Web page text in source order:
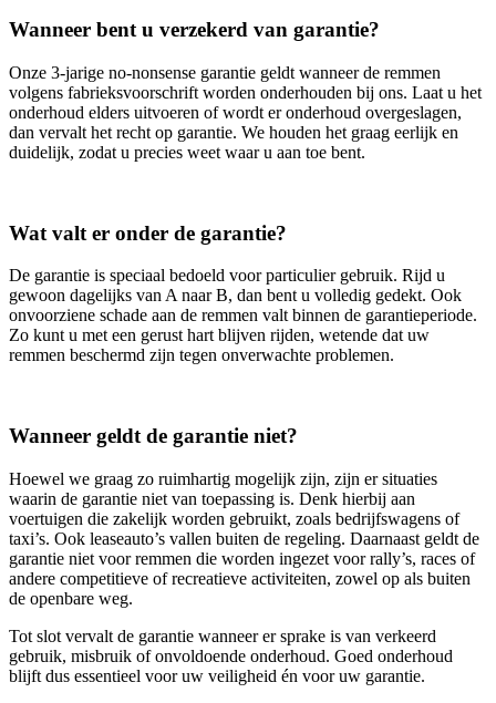
Wanneer bent u verzekerd van garantie?
Onze 3‑jarige no‑nonsense garantie geldt wanneer de remmen
volgens fabrieksvoorschrift worden onderhouden bij ons. Laat u het
onderhoud elders uitvoeren of wordt er onderhoud overgeslagen,
dan vervalt het recht op garantie. We houden het graag eerlijk en
duidelijk, zodat u precies weet waar u aan toe bent.
Wat valt er onder de garantie?
De garantie is speciaal bedoeld voor particulier gebruik. Rijd u
gewoon dagelijks van A naar B, dan bent u volledig gedekt. Ook
onvoorziene schade aan de remmen valt binnen de garantieperiode.
Zo kunt u met een gerust hart blijven rijden, wetende dat uw
remmen beschermd zijn tegen onverwachte problemen.
Wanneer geldt de garantie niet?
Hoewel we graag zo ruimhartig mogelijk zijn, zijn er situaties
waarin de garantie niet van toepassing is. Denk hierbij aan
voertuigen die zakelijk worden gebruikt, zoals bedrijfswagens of
taxi’s. Ook leaseauto’s vallen buiten de regeling. Daarnaast geldt de
garantie niet voor remmen die worden ingezet voor rally’s, races of
andere competitieve of recreatieve activiteiten, zowel op als buiten
de openbare weg.
Tot slot vervalt de garantie wanneer er sprake is van verkeerd
gebruik, misbruik of onvoldoende onderhoud. Goed onderhoud
blijft dus essentieel voor uw veiligheid én voor uw garantie.